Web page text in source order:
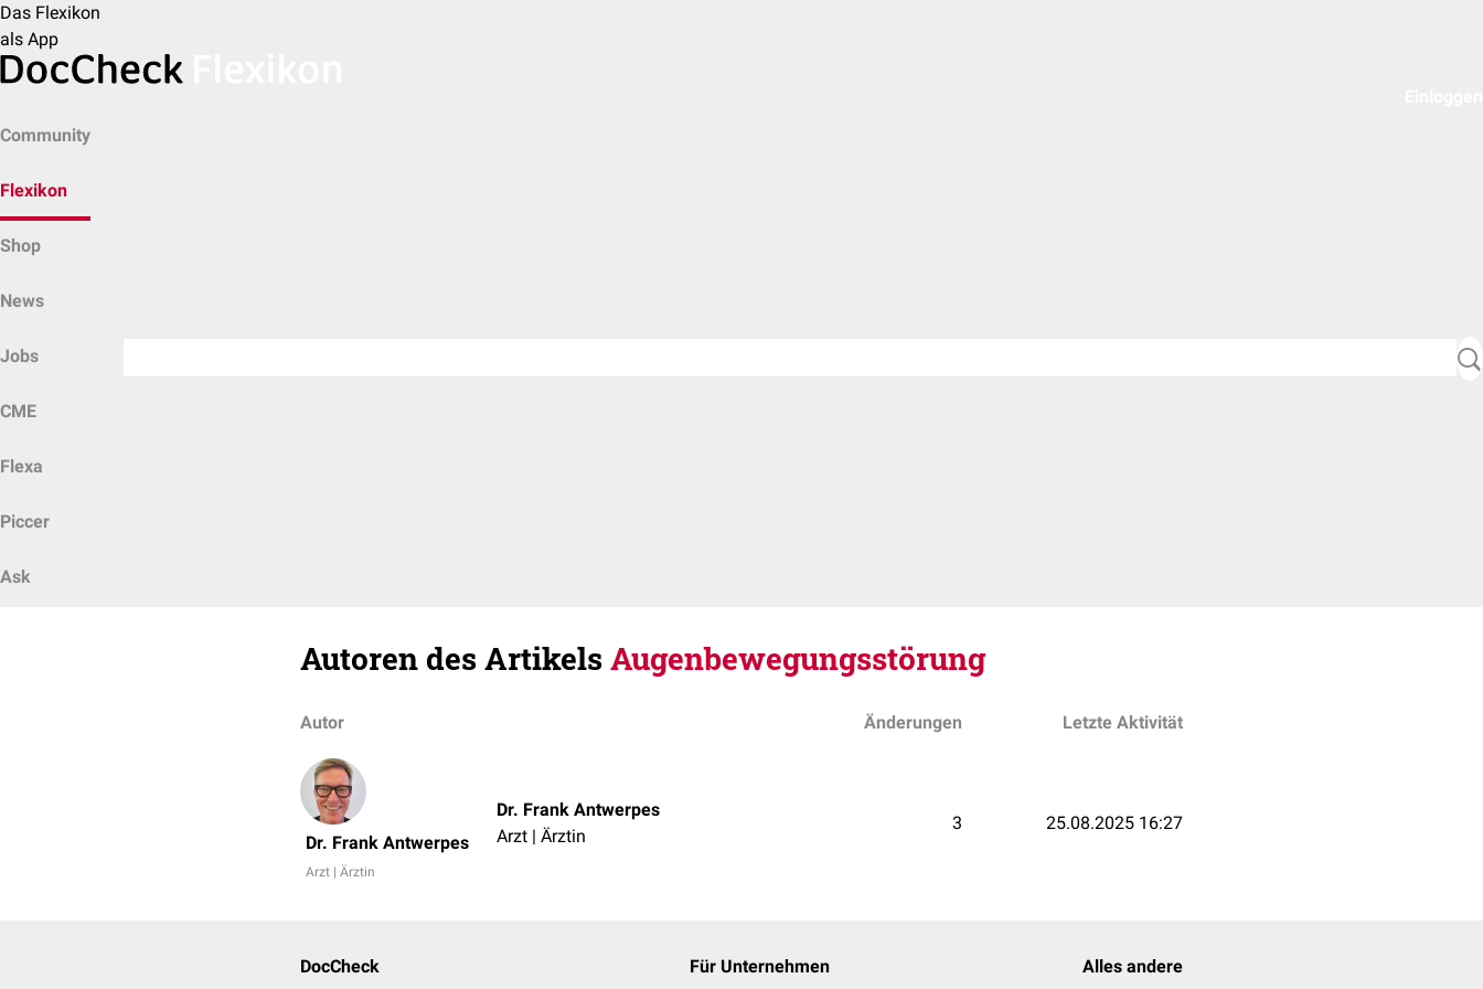
Das Flexikon
als App
Community
Flexikon
Shop
News
Jobs
CME
Flexa
Piccer
Ask
Autoren des ArtikelsAugenbewegungsstörung
Autor Änderungen Letzte Aktivität
Dr. Frank Antwerpes
Arzt | Ärztin
Dr. Frank Antwerpes
Arzt | Ärztin
3 25.08.2025 16:27
DocCheck Für Unternehmen Alles andere